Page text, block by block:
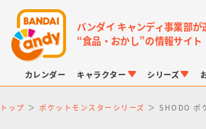
バンダイ キャンディ事業部が
“食品・おかし”の情報サイト
カレンダー キャラクター シリーズ
トップ ポケットモンスターシリーズ SHODO ポ